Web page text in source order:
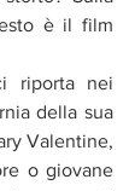
è il film
riporta nei
della sua
Valentine,
o giovane